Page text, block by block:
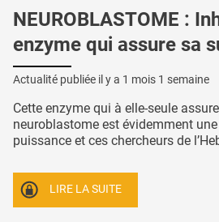
NEUROBLASTOME :
enzyme qui assure sa
Actualité publiée il y a 1 mois 1 semaine
Cette enzyme qui à elle-seule
neuroblastome est évidemment
puissance et ces chercheurs de
LIRE LA SUITE